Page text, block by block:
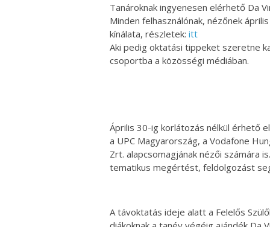
Tanároknak ingyenesen elérhető Da
Minden felhasználónak, nézőnek
kínálata, részletek: itt
Aki pedig oktatási tippeket szeretne
csoportba a közösségi médiában.
Április 30-ig korlátozás nélkül érhető
a UPC Magyarország, a Vodafone
Zrt. alapcsomagjának nézői számára
tematikus megértést, feldolgozást
A távoktatás ideje alatt a Felelős